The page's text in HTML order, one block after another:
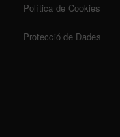
Política de Cookies
Protecció de Dades